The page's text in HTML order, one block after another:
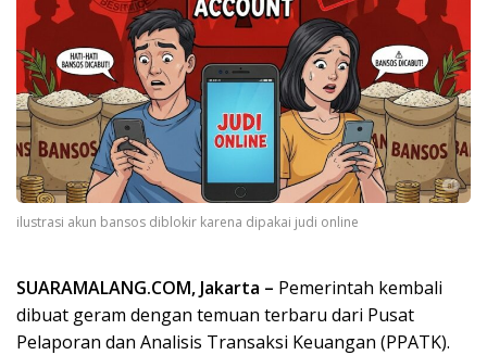
ilustrasi akun bansos diblokir karena dipakai judi online
SUARAMALANG.COM, Jakarta – Pemerintah kembali
dibuat geram dengan temuan terbaru dari Pusat
Pelaporan dan Analisis Transaksi Keuangan (PPATK).